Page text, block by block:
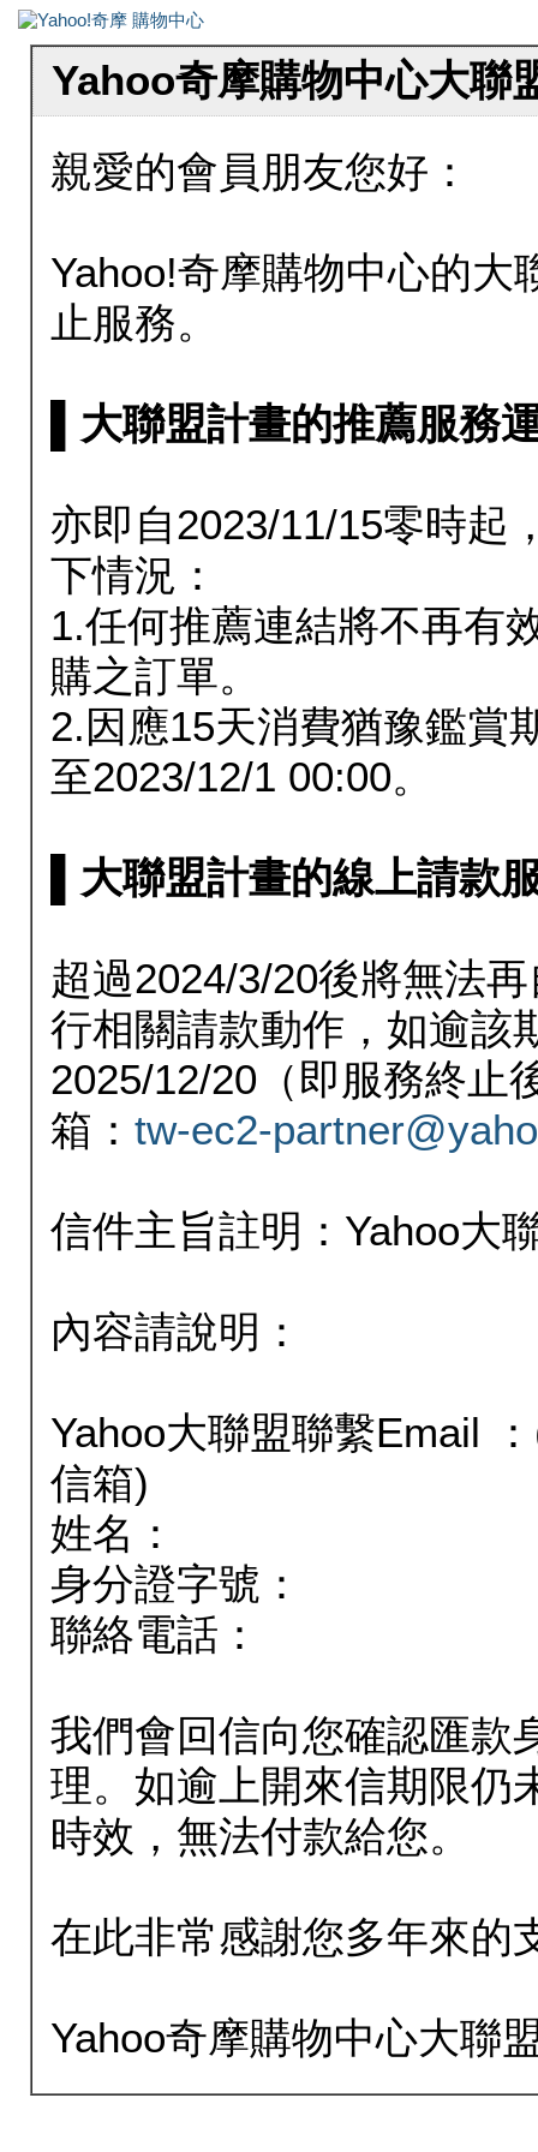
Yahoo奇摩購物中心大聯
親愛的會員朋友您好：
Yahoo!奇摩購物中心的大
止服務。
▌大聯盟計畫的推薦服務
亦即自2023/11/15零時起
下情況：
1.任何推薦連結將不再有
購之訂單。
2.因應15天消費猶豫鑑賞
至2023/12/1 00:00。
▌大聯盟計畫的線上請款
超過2024/3/20後將無法
行相關請款動作，如逾該
2025/12/20（即服務終止
箱： tw-ec2-
信件主旨註明：Yahoo大
內容請說明：
Yahoo大聯盟聯繫Email
信箱)
姓名：
身分證字號：
聯絡電話：
我們會回信向您確認匯款
理。如逾上開來信期限仍
時效，無法付款給您。
在此非常感謝您多年來的
Yahoo奇摩購物中心大